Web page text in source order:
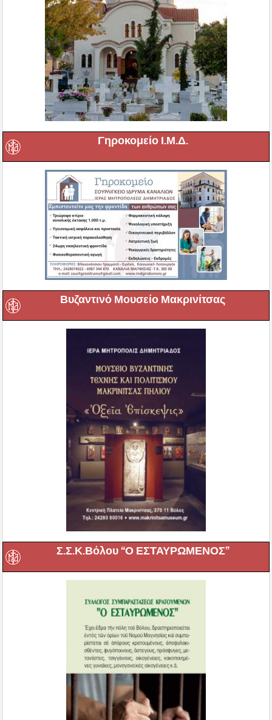
Γηροκομείο Ι.Μ.Δ.
Βυζαντινό Μουσείο Μακρινίτσας
Σ.Σ.Κ.Βόλου “Ο ΕΣΤΑΥΡΩΜΕΝΟΣ”